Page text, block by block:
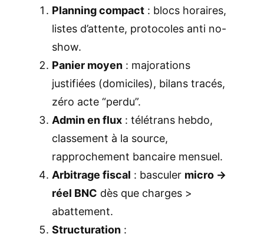
Planning compact : blocs horaires,
listes d’attente, protocoles anti no-
show.
Panier moyen : majorations
justifiées (domiciles), bilans tracés,
zéro acte “perdu”.
Admin en flux : télétrans hebdo,
classement à la source,
rapprochement bancaire mensuel.
Arbitrage fiscal : basculer micro →
réel BNC dès que charges >
abattement.
Structuration :